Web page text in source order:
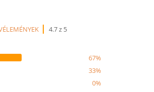
4.7 z 5
67%
33%
0%